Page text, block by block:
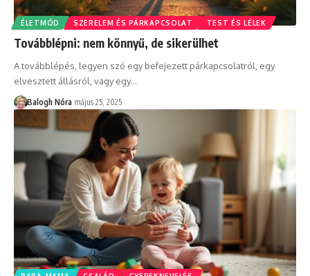
ÉLETMÓD SZERELEM ÉS PÁRKAPCSOLAT TEST ÉS LÉLEK
Továbblépni: nem könnyű, de sikerülhet
A továbblépés, legyen szó egy befejezett párkapcsolatról, egy
elvesztett állásról, vagy egy…
Balogh Nóra május 25, 2025